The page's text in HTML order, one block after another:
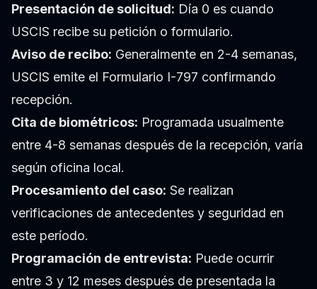
Presentación de solicitud: Día 0 es cuando
USCIS recibe su petición o formulario.
Aviso de recibo: Generalmente en 2-4 semanas,
USCIS emite el Formulario I-797 confirmando
recepción.
Cita de biométricos: Programada usualmente
entre 4-8 semanas después de la recepción, varía
según oficina local.
Procesamiento del caso: Se realizan
verificaciones de antecedentes y seguridad en
este período.
Programación de entrevista: Puede ocurrir
entre 3 y 12 meses después de presentada la